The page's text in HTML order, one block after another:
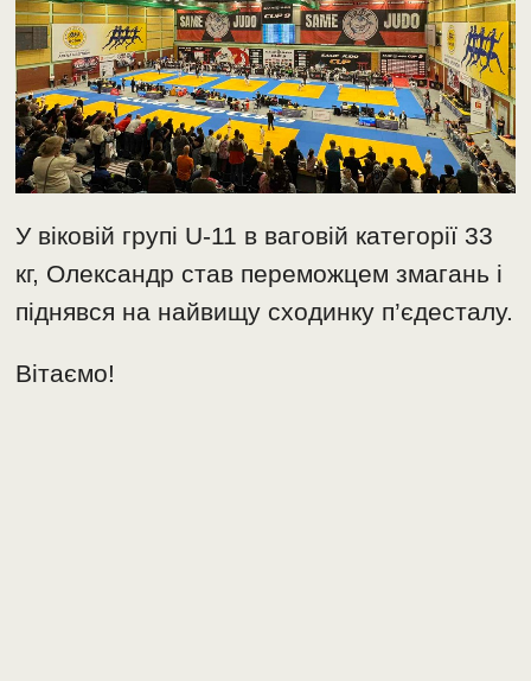
У віковій групі U-11 в ваговій категорії 33
кг, Олександр став переможцем змагань і
піднявся на найвищу сходинку п’єдесталу.
Вітаємо!